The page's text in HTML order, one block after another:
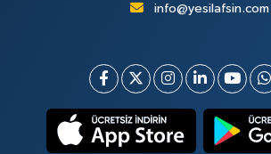
info@yesilafsin.com